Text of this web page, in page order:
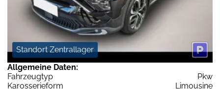
Standort Zentrallager
Allgemeine Daten:
Fahrzeugtyp
Pkw
Karosserieform
Limousine